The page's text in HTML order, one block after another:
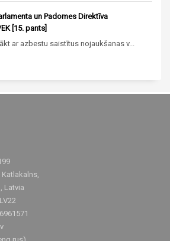
un Padomes Direktīva
[15. pants]
ar azbestu saistītus nojaukšanas v...
Latvia